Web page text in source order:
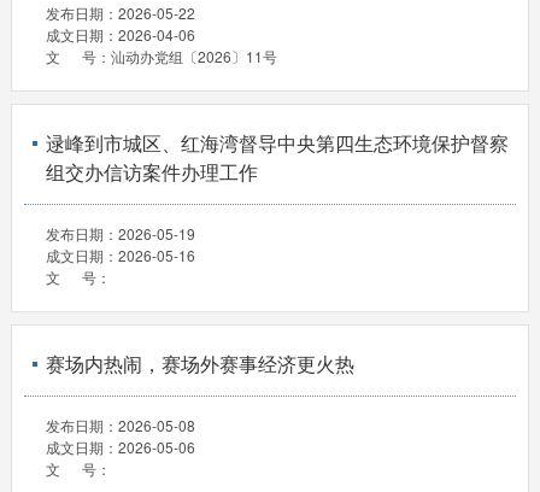
发布日期： 2026-05-22
成文日期： 2026-04-06
文 号： 汕动办党组〔2026〕11号
逯峰到市城区、红海湾督导中央第四生态环境保护督察
组交办信访案件办理工作
发布日期： 2026-05-19
成文日期： 2026-05-16
文 号：
赛场内热闹，赛场外赛事经济更火热
发布日期： 2026-05-08
成文日期： 2026-05-06
文 号：